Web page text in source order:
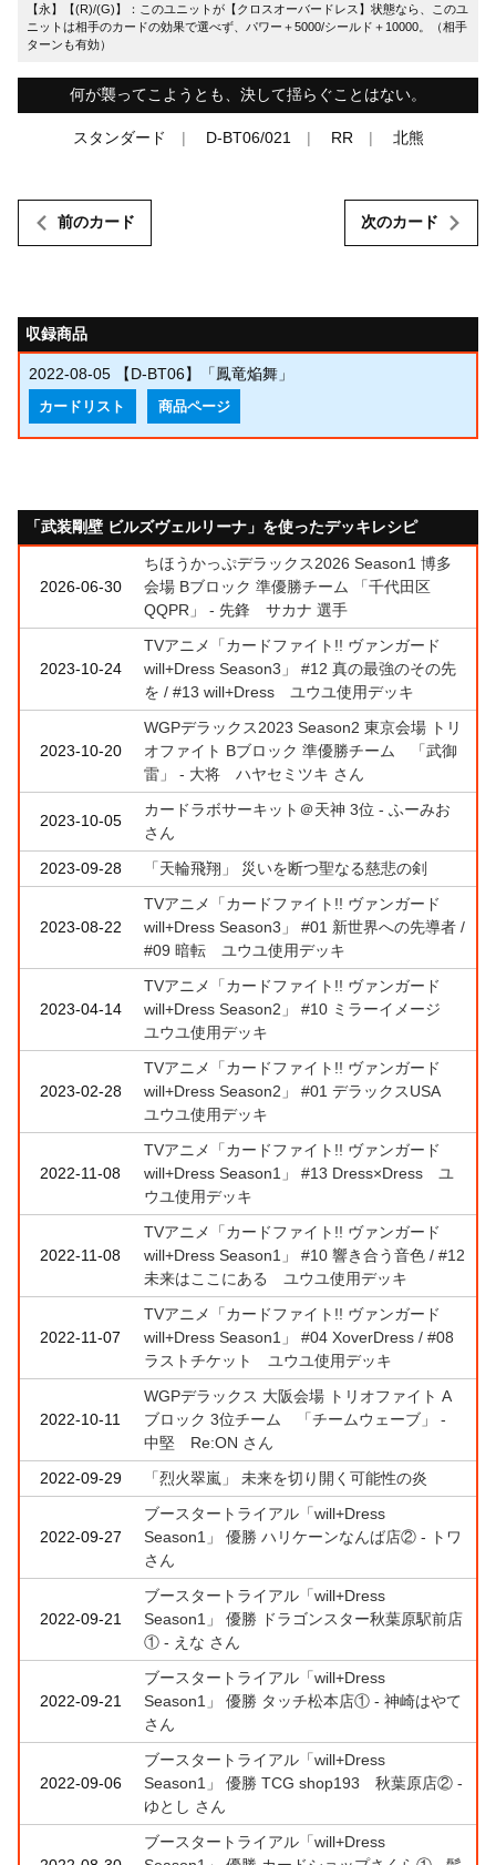
【永】【(R)/(G)】：このユニットが【クロスオーバードレス】状態なら、このユ
ニットは相手のカードの効果で選べず、パワー＋5000/シールド＋10000。（相手
ターンも有効）
何が襲ってこようとも、決して揺らぐことはない。
スタンダード D-BT06/021 RR 北熊
前のカード 次のカード
収録商品
2022-08-05 【D-BT06】「鳳竜焔舞」
カードリスト 商品ページ
「武装剛壁 ビルズヴェルリーナ」を使ったデッキレシピ
2026-06-30
ちほうかっぷデラックス2026 Season1 博多
会場 Bブロック 準優勝チーム 「千代田区
QQPR」 - 先鋒 サカナ 選手
2023-10-24
TVアニメ「カードファイト!! ヴァンガード
will+Dress Season3」 #12 真の最強のその先
を / #13 will+Dress ユウユ使用デッキ
2023-10-20
WGPデラックス2023 Season2 東京会場 トリ
オファイト Bブロック 準優勝チーム 「武御
雷」 - 大将 ハヤセミツキ さん
2023-10-05
カードラボサーキット＠天神 3位 - ふーみお
さん
2023-09-28
「天輪飛翔」 災いを断つ聖なる慈悲の剣
2023-08-22
TVアニメ「カードファイト!! ヴァンガード
will+Dress Season3」 #01 新世界への先導者 /
#09 暗転 ユウユ使用デッキ
2023-04-14
TVアニメ「カードファイト!! ヴァンガード
will+Dress Season2」 #10 ミラーイメージ
ユウユ使用デッキ
2023-02-28
TVアニメ「カードファイト!! ヴァンガード
will+Dress Season2」 #01 デラックスUSA
ユウユ使用デッキ
2022-11-08
TVアニメ「カードファイト!! ヴァンガード
will+Dress Season1」 #13 Dress×Dress ユ
ウユ使用デッキ
2022-11-08
TVアニメ「カードファイト!! ヴァンガード
will+Dress Season1」 #10 響き合う音色 / #12
未来はここにある ユウユ使用デッキ
2022-11-07
TVアニメ「カードファイト!! ヴァンガード
will+Dress Season1」 #04 XoverDress / #08
ラストチケット ユウユ使用デッキ
2022-10-11
WGPデラックス 大阪会場 トリオファイト A
ブロック 3位チーム 「チームウェーブ」 -
中堅 Re:ON さん
2022-09-29
「烈火翠嵐」 未来を切り開く可能性の炎
2022-09-27
ブースタートライアル「will+Dress
Season1」 優勝 ハリケーンなんば店② - トワ
さん
2022-09-21
ブースタートライアル「will+Dress
Season1」 優勝 ドラゴンスター秋葉原駅前店
① - えな さん
2022-09-21
ブースタートライアル「will+Dress
Season1」 優勝 タッチ松本店① - 神崎はやて
さん
2022-09-06
ブースタートライアル「will+Dress
Season1」 優勝 TCG shop193 秋葉原店② -
ゆとし さん
ブースタートライアル「will+Dress